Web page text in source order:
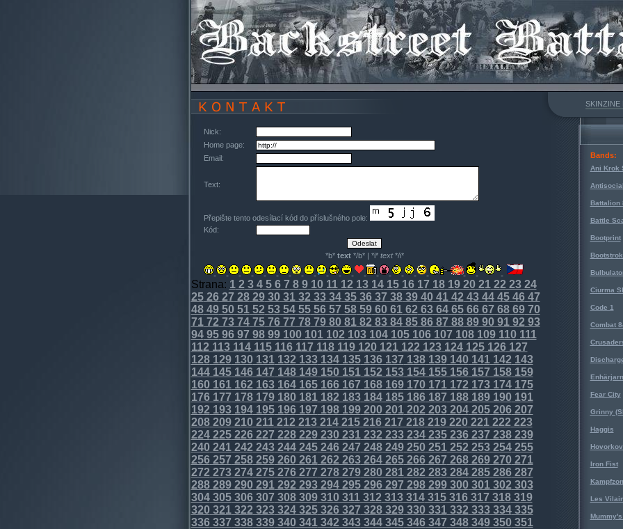
SKINZINE
Nick:
Home page:
Email:
Text:
Přepište tento odesílací kód do příslušného pole:
Kód:
*b* text*/b* | *i* text*/i*
Strana: 12 34567 89101112 1314151617 1819202122 2324
252627 2829303132 3334353637 3839404142 4344454647
4849505152 5354555657 5859606162 6364656667 686970
7172 7374757677 7879808182 8384858687 8889909192 93
94959697 9899100101102 103104105106107 108109110111
112 113114115116117 118119120121122 123124125126127
128129130131132 133134135136137 138139140141142 143
144145146147 148149150151152 153154155156157 158159
160161162 163164165166167 168169170171172 173174175
176177 178179180181182 183184185186187 188189190191
192 193194195196197 198199200201202 203204205206207
208209210211212 213214215216217 218219220221222 223
224225226227 228229230231232 233234235236237 238239
240241242 243244245246247 248249250251252 253254255
256257 258259260261262 263264265266267 268269270271
272 273274275276277 278279280281282 283284285286287
288289290291292 293294295296297 298299300301302 303
304305306307 308309310311312 313314315316317 318319
320321322 323324325326327 328329330331332 333334335
336337 338339340341342 343344345346347 348349350351
Bands:
Ani Krok
Battalion
Battle
Bootprint
Ciurma
Code 1
Combat
Fear City
Grinny
Haggis
Iron Fist
Les